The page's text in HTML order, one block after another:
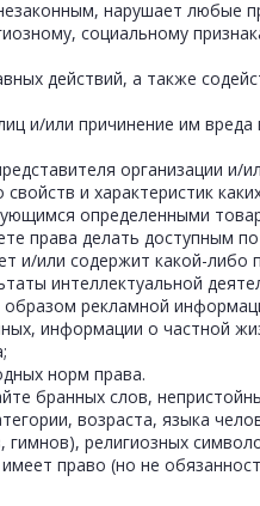
нарушает любые
социальному
действий, а также
и/или причинение им
организации
и характеристик
определенными
права делать доступным
и/или содержит какой-
интеллектуальной
образом рекламной
информации о частной
норм права.
бранных слов,
возраста, языка
религиозных
право (но не